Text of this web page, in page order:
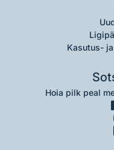
Kasutus-
Hoia pilk peal